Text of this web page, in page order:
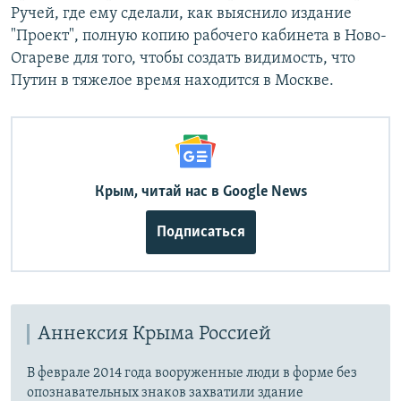
Ручей, где ему сделали, как выяснило издание
"Проект", полную копию рабочего кабинета в Ново-
Огареве для того, чтобы создать видимость, что
Путин в тяжелое время находится в Москве.
Крым, читай нас в Google News
Подписаться
Аннексия Крыма Россией
В феврале 2014 года вооруженные люди в форме без
опознавательных знаков захватили здание